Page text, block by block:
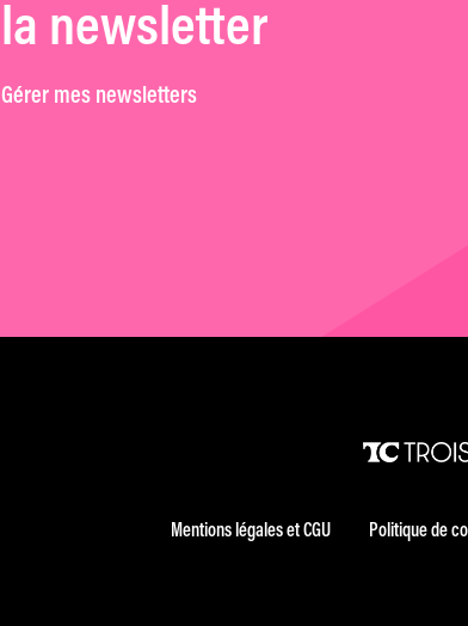
la newsletter
Gérer mes newsletters
Mentions légales et CGU Politique de